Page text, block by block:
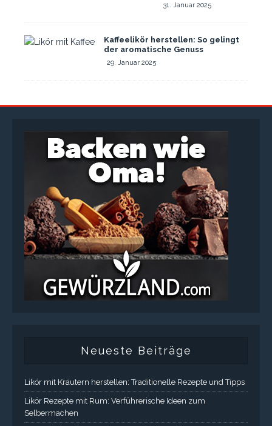
31. Januar 2025
Kaffeelikör herstellen: So gelingt
der aromatische Genuss
29. Januar 2025
Neueste Beiträge
Likör mit Kräutern herstellen: Traditionelle Rezepte und Tipps
Likör Rezepte mit Rum: Verführerische Ideen zum
Selbermachen